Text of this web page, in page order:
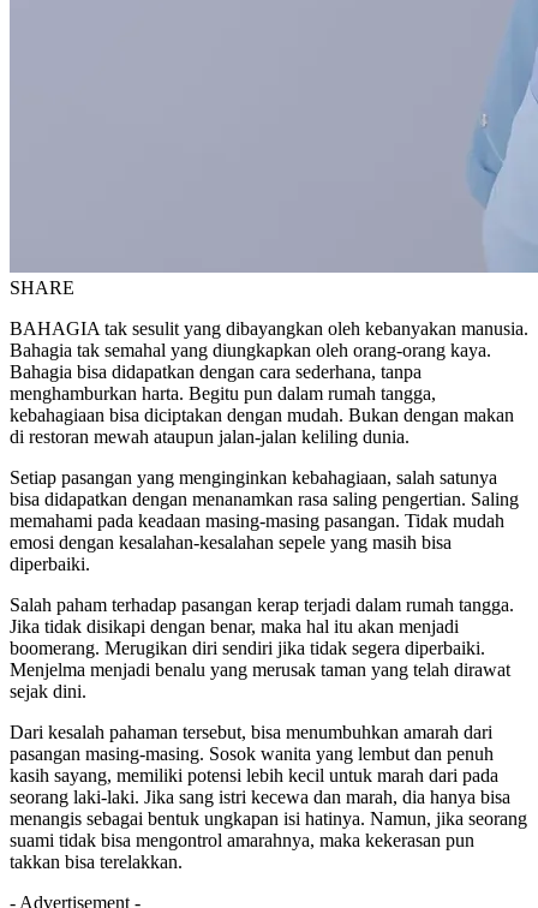
SHARE
BAHAGIA tak sesulit yang dibayangkan oleh kebanyakan manusia.
Bahagia tak semahal yang diungkapkan oleh orang-orang kaya.
Bahagia bisa didapatkan dengan cara sederhana, tanpa
menghamburkan harta. Begitu pun dalam rumah tangga,
kebahagiaan bisa diciptakan dengan mudah. Bukan dengan makan
di restoran mewah ataupun jalan-jalan keliling dunia.
Setiap pasangan yang menginginkan kebahagiaan, salah satunya
bisa didapatkan dengan menanamkan rasa saling pengertian. Saling
memahami pada keadaan masing-masing pasangan. Tidak mudah
emosi dengan kesalahan-kesalahan sepele yang masih bisa
diperbaiki.
Salah paham terhadap pasangan kerap terjadi dalam rumah tangga.
Jika tidak disikapi dengan benar, maka hal itu akan menjadi
boomerang. Merugikan diri sendiri jika tidak segera diperbaiki.
Menjelma menjadi benalu yang merusak taman yang telah dirawat
sejak dini.
Dari kesalah pahaman tersebut, bisa menumbuhkan amarah dari
pasangan masing-masing. Sosok wanita yang lembut dan penuh
kasih sayang, memiliki potensi lebih kecil untuk marah dari pada
seorang laki-laki. Jika sang istri kecewa dan marah, dia hanya bisa
menangis sebagai bentuk ungkapan isi hatinya. Namun, jika seorang
suami tidak bisa mengontrol amarahnya, maka kekerasan pun
takkan bisa terelakkan.
- Advertisement -